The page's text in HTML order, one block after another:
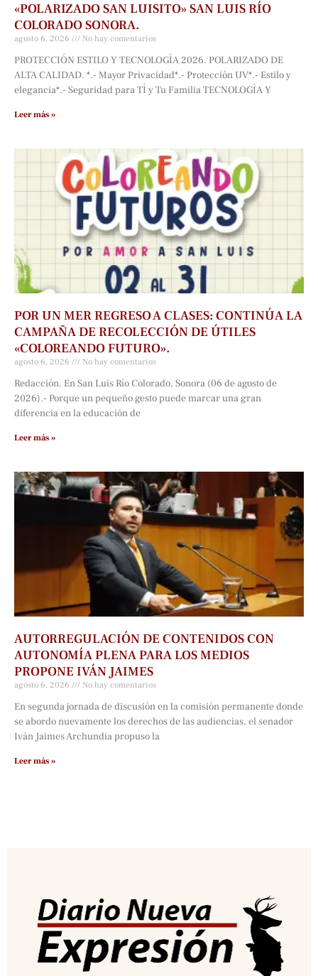
«POLARIZADO SAN LUISITO» SAN LUIS RÍO
COLORADO SONORA.
agosto 6, 2026 No hay comentarios
PROTECCIÓN ESTILO Y TECNOLOGÍA 2026. POLARIZADO DE
ALTA CALIDAD. *.- Mayor Privacidad*.- Protección UV*.- Estilo y
elegancia*.- Seguridad para TÍ y Tu Familia TECNOLOGÍA Y
Leer más »
POR UN MER REGRESO A CLASES: CONTINÚA LA
CAMPAÑA DE RECOLECCIÓN DE ÚTILES
«COLOREANDO FUTURO».
agosto 6, 2026 No hay comentarios
Redacción. En San Luis Río Colorado, Sonora (06 de agosto de
2026).- Porque un pequeño gesto puede marcar una gran
diferencia en la educación de
Leer más »
AUTORREGULACIÓN DE CONTENIDOS CON
AUTONOMÍA PLENA PARA LOS MEDIOS
PROPONE IVÁN JAIMES
agosto 6, 2026 No hay comentarios
En segunda jornada de discusión en la comisión permanente donde
se abordo nuevamente los derechos de las audiencias, el senador
Iván Jaimes Archundia propuso la
Leer más »